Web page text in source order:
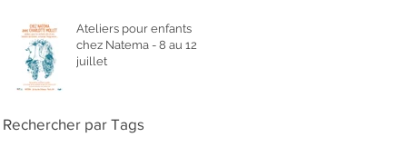
Ateliers pour enfants
chez Natema - 8 au 12
juillet
Rechercher par Tags